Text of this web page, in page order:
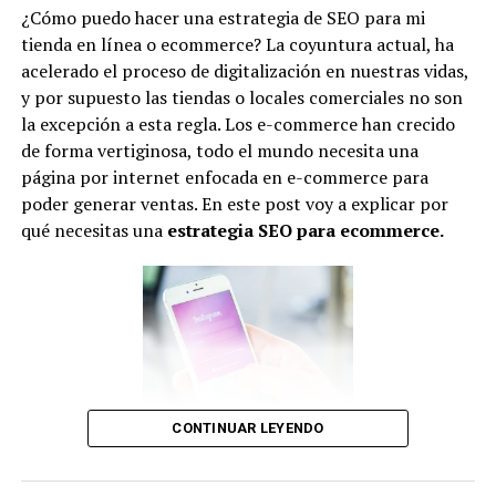
es posible que la rentabilidad tampoco lo haga.
Recuerda que un ingrediente importante para aumentar
la rentabilidad es incrementar la capacidad propia de tu
empresa. Sin crecimiento es muy poco probable que
exista aumento de la rentabilidad y un control
exhaustivo de los dividendos y una política eficiente y
adaptada a tus objetivos, puede determinar el éxito o
fracaso en esta etapa.
2.- Lleva un control adecuado de
tus ingresos y gastos
que esa añorada rentabilidad crezca, debe sobrepasar
ese punto de equilibrio en ganancias. Este es uno de los
epicentros si desear aumentar la rentabilidad de una
Gemelos Winklevoss
Photo by Larry Busacca/Getty Images
Puedes leer también:
Las criptomonedas y el
Blockchain.
En este post, vamos a ver las ventajas y beneficios de
A diferencia de los Winklevoss, no hablaré de la
inversión en valor en largos períodos de tiempo, sino
¿Cómo puedo hacer una estrategia de SEO para mi
tienda en línea o ecommerce? La coyuntura actual, ha
acelerado el proceso de digitalización en nuestras vidas,
y por supuesto las tiendas o locales comerciales no son
la excepción a esta regla. Los e-commerce han crecido
de forma vertiginosa, todo el mundo necesita una
página por internet enfocada en e-commerce para
poder generar ventas. En este post voy a explicar por
qué necesitas una estrategia SEO para ecommerce.
¿Qué es el SEO?
CONTINUAR LEYENDO